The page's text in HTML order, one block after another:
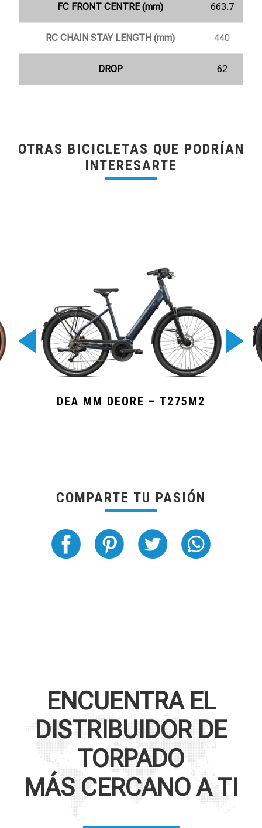
FC FRONT CENTRE (mm) 663.7
RC CHAIN STAY LENGTH (mm) 440
DROP 62
OTRAS BICICLETAS QUE PODRÍAN
INTERESARTE
DEA MM DEORE – T275M2
COMPARTE TU PASIÓN
ENCUENTRA EL
DISTRIBUIDOR DE
TORPADO
MÁS CERCANO A TI